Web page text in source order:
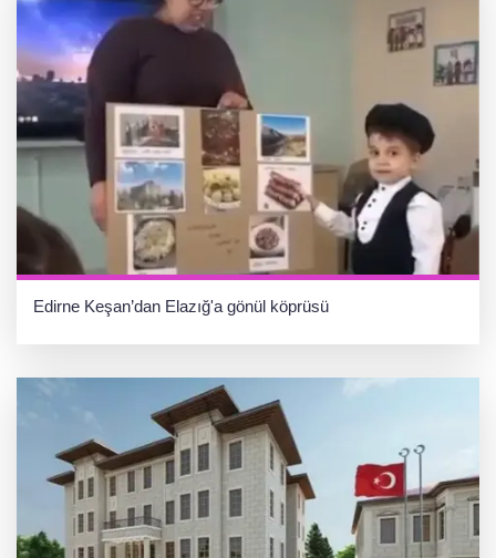
Edirne Keşan’dan Elazığ'a gönül köprüsü